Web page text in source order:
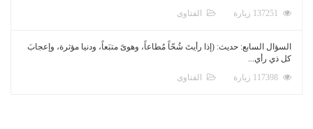
الفتاوى
السؤال السابع: حديث: (إذا رأيتَ شُحّاً مُطاعاً، وهوىً متبَعاً، ودنيا مؤثرة، وإعجابَ
كل ذي رأي...
الفتاوى